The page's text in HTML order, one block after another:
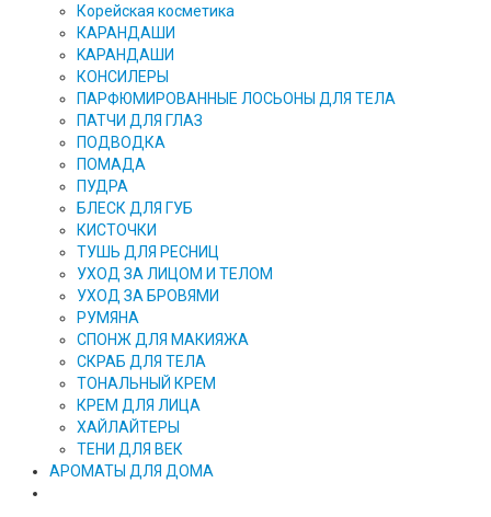
Корейская косметика
КАРАНДAШИ
KAPAHДАШИ
КОНСИЛЕРЫ
ПАРФЮМИРОВАННЫЕ ЛОСЬОНЫ ДЛЯ ТЕЛА
ПАТЧИ ДЛЯ ГЛАЗ
ПОДВОДКА
ПОМАДА
ПУДРА
БЛЕСК ДЛЯ ГУБ
КИСТОЧКИ
ТУШЬ ДЛЯ РЕСНИЦ
УХОД ЗА ЛИЦОМ И ТЕЛОМ
УХОД ЗА БРОВЯМИ
РУМЯНА
СПОНЖ ДЛЯ МАКИЯЖА
СКРАБ ДЛЯ ТЕЛА
ТОНАЛЬНЫЙ КРЕМ
КРЕМ ДЛЯ ЛИЦА
ХАЙЛАЙТЕРЫ
ТЕНИ ДЛЯ ВЕК
АРОМАТЫ ДЛЯ ДОМА